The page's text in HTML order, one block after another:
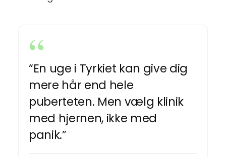
“En uge i Tyrkiet kan give dig
mere hår end hele
puberteten. Men vælg klinik
med hjernen, ikke med
panik.”